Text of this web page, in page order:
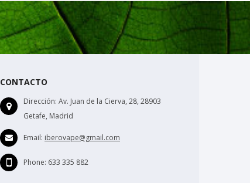
CONTACTO
Dirección: Av. Juan de la Cierva, 28, 28903
Getafe, Madrid
Email: iberovape@gmail.com
Phone: 633 335 882